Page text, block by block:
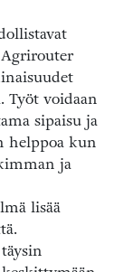
voidaan
sipaisu ja
helppoa kun
ja
lisää